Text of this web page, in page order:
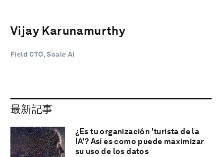
Vijay Karunamurthy
Field CTO, Scale AI
最新記事
¿Es tu organización 'turista de la
IA'? Así es como puede maximizar
su uso de los datos